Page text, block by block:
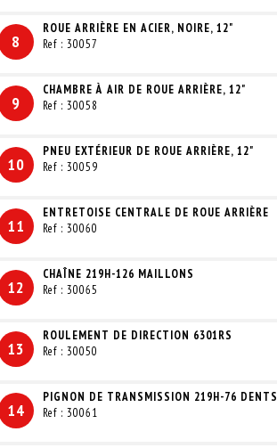
8
ROUE ARRIÈRE EN ACIER, NOIRE, 12"
Ref : 30057
9
CHAMBRE À AIR DE ROUE ARRIÈRE, 12"
Ref : 30058
10
PNEU EXTÉRIEUR DE ROUE ARRIÈRE, 12"
Ref : 30059
11
ENTRETOISE CENTRALE DE ROUE ARRIÈRE
Ref : 30060
12
CHAÎNE 219H-126 MAILLONS
Ref : 30065
13
ROULEMENT DE DIRECTION 6301RS
Ref : 30050
14
PIGNON DE TRANSMISSION 219H-76 DENTS
Ref : 30061